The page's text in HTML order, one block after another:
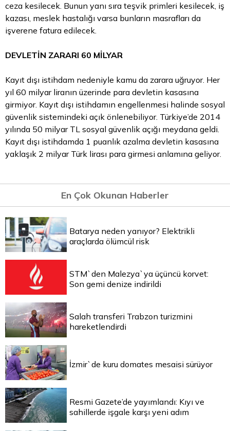
ceza kesilecek. Bunun yanı sıra teşvik primleri kesilecek, iş
kazası, meslek hastalığı varsa bunların masrafları da
işverene fatura edilecek.
DEVLETİN ZARARI 60 MİLYAR
Kayıt dışı istihdam nedeniyle kamu da zarara uğruyor. Her
yıl 60 milyar liranın üzerinde para devletin kasasına
girmiyor. Kayıt dışı istihdamın engellenmesi halinde sosyal
güvenlik sistemindeki açık önlenebiliyor. Türkiye’de 2014
yılında 50 milyar TL sosyal güvenlik açığı meydana geldi.
Kayıt dışı istihdamda 1 puanlık azalma devletin kasasına
yaklaşık 2 milyar Türk lirası para girmesi anlamına geliyor.
En Çok Okunan Haberler
Batarya neden yanıyor? Elektrikli
araçlarda ölümcül risk
STM`den Malezya`ya üçüncü korvet:
Son gemi denize indirildi
Salah transferi Trabzon turizmini
hareketlendirdi
İzmir`de kuru domates mesaisi sürüyor
Resmi Gazete’de yayımlandı: Kıyı ve
sahillerde işgale karşı yeni adım